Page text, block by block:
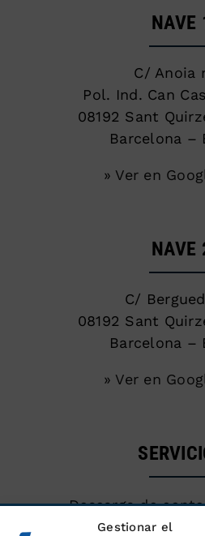
Gestionar el
NAVE
C/ Anoia
Pol. Ind. Can
08192 Sant
Barcelona –
» Ver en
NAVE
C/
08192 Sant
Barcelona –
» Ver en
Descarga de
marítimos